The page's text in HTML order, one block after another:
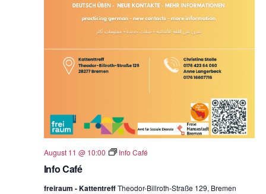
Info Café
August 11 @ 10:00 Info Café
freiraum - KattentreffTheodor-Billroth-Straße 129, Bremen